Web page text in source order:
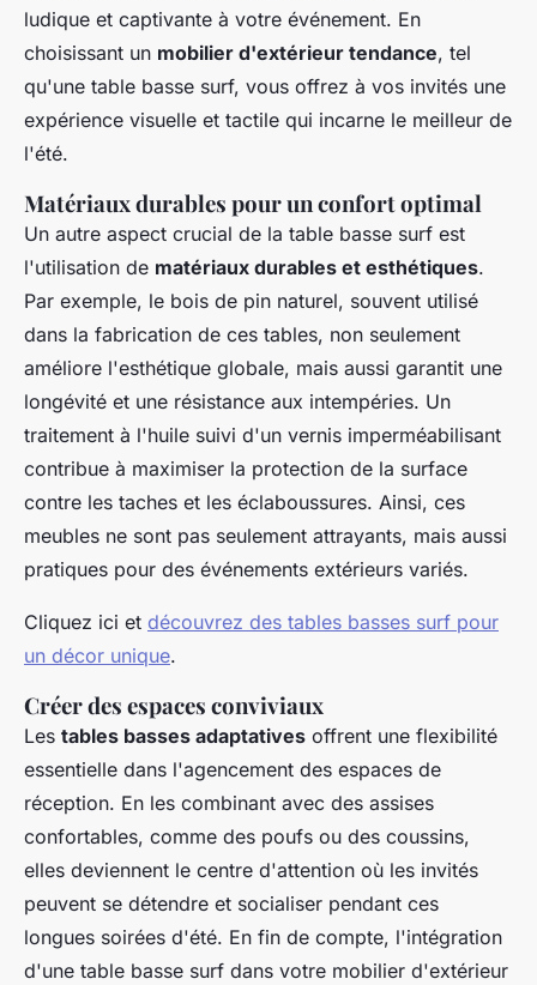
ludique et captivante à votre événement. En
choisissant un mobilier d'extérieur tendance, tel
qu'une table basse surf, vous offrez à vos invités une
expérience visuelle et tactile qui incarne le meilleur de
l'été.
Matériaux durables pour un confort optimal
Un autre aspect crucial de la table basse surf est
l'utilisation de matériaux durables et esthétiques.
Par exemple, le bois de pin naturel, souvent utilisé
dans la fabrication de ces tables, non seulement
améliore l'esthétique globale, mais aussi garantit une
longévité et une résistance aux intempéries. Un
traitement à l'huile suivi d'un vernis imperméabilisant
contribue à maximiser la protection de la surface
contre les taches et les éclaboussures. Ainsi, ces
meubles ne sont pas seulement attrayants, mais aussi
pratiques pour des événements extérieurs variés.
Cliquez ici et découvrez des tables basses surf pour
un décor unique.
Créer des espaces conviviaux
Les tables basses adaptatives offrent une flexibilité
essentielle dans l'agencement des espaces de
réception. En les combinant avec des assises
confortables, comme des poufs ou des coussins,
elles deviennent le centre d'attention où les invités
peuvent se détendre et socialiser pendant ces
longues soirées d'été. En fin de compte, l'intégration
d'une table basse surf dans votre mobilier d'extérieur